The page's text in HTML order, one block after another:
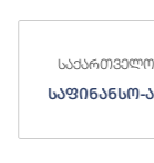
საფინანსო-